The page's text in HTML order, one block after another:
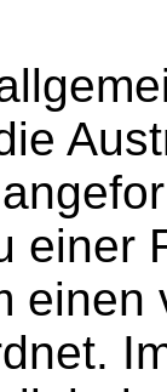
einer
einen